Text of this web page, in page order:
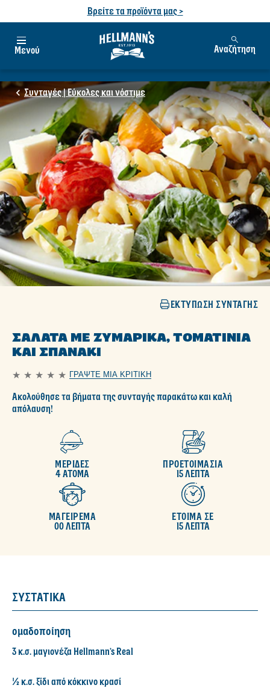
Βρείτε τα προϊόντα μας >
Μενού Αναζήτηση
Συνταγές | Εύκολες και νόστιμε
ΕΚΤΎΠΩΣΗ ΣΥΝΤΑΓΉΣ
ΣΑΛΆΤΑ ΜΕ ΖΥΜΑΡΙΚΆ, ΤΟΜΑΤΊΝΙΑ
ΚΑΙ ΣΠΑΝΆΚΙ
Δεν
αξιολογήσεις
για
ΓΡΆΨΤΕ ΜΙΑ ΚΡΙΤΙΚΉ
Ακολούθησε τα βήματα της συνταγής παρακάτω και καλή
απόλαυση!
4 ΑΤΟΜΑ
ΜΕΡΙΔΕΣ
15 ΛΕΠΤΑ
ΠΡΟΕΤΟΙΜΑΣΙΑ
00 ΛΕΠΤΑ
ΜΑΓΕΙΡΕΜΑ
15 ΛΕΠΤΑ
ΕΤΟΙΜΑ ΣΕ
ΣΥΣΤΑΤΙΚΑ
ομαδοποίηση
3 κ.σ. μαγιονέζα Hellmann’s Real
½ κ.σ. ξίδι από κόκκινο κρασί